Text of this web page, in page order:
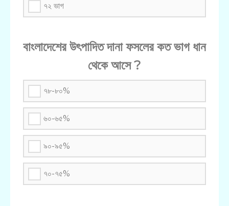
৭২ ভাগ
বাংলাদেশের উৎপাদিত দানা ফসলের কত ভাগ ধান
থেকে আসে ?
৭৮-৮০%
৬০-৬৫%
৯০-৯৫%
৭০-৭৫%